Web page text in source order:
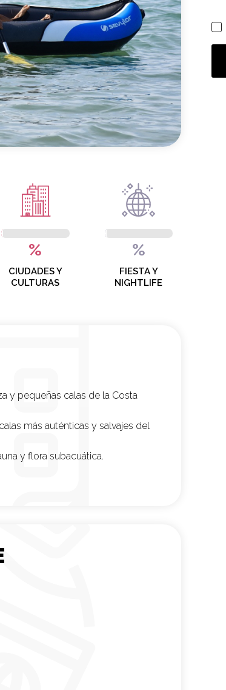
%
CIUDADES Y
CULTURAS
%
FIESTA Y
NIGHTLIFE
y pequeñas calas de la Costa
más auténticas y salvajes del
y flora subacuática.